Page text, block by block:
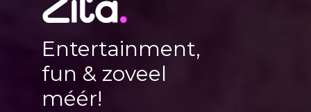
Entertainment,
fun & zoveel
méér!